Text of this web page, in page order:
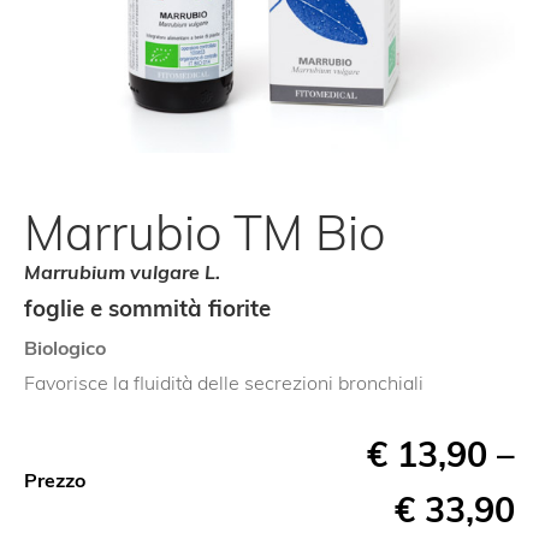
Marrubio TM Bio
Marrubium vulgare L.
foglie e sommità fiorite
Biologico
Favorisce la fluidità delle secrezioni bronchiali
Prezzo
€ 13,90 –
€ 33,90